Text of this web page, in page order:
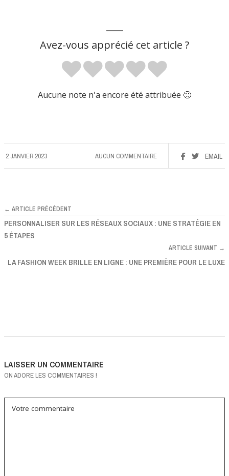
Avez-vous apprécié cet article ?
Aucune note n'a encore été attribuée 🙁
2 JANVIER 2023 EMAIL
AUCUN COMMENTAIRE
← ARTICLE PRÉCÉDENT
PERSONNALISER SUR LES RÉSEAUX SOCIAUX : UNE STRATÉGIE EN
5 ÉTAPES
ARTICLE SUIVANT →
LA FASHION WEEK BRILLE EN LIGNE : UNE PREMIÈRE POUR LE LUXE
LAISSER UN COMMENTAIRE
ON ADORE LES COMMENTAIRES !
Votre commentaire